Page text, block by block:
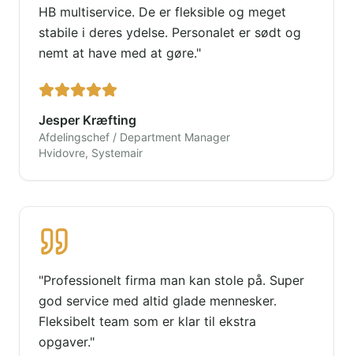
HB multiservice. De er fleksible og meget
stabile i deres ydelse. Personalet er sødt og
nemt at have med at gøre."
Jesper Kræfting
Afdelingschef / Department Manager
Hvidovre, Systemair
"Professionelt firma man kan stole på. Super
god service med altid glade mennesker.
Fleksibelt team som er klar til ekstra
opgaver."